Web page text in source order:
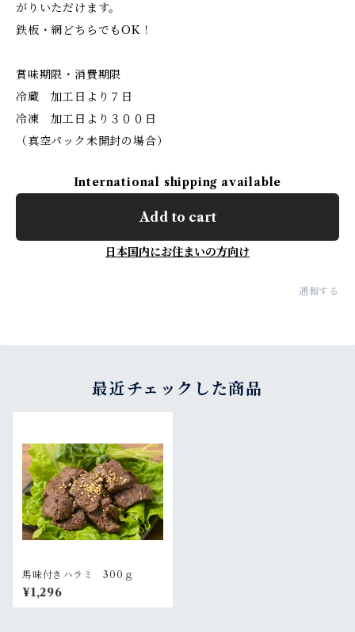
がりいただけます。
鉄板・網どちらでもOK！
賞味期限・消費期限
冷蔵 加工日より７日
冷凍 加工日より３００日
（真空パック未開封の場合）
International shipping available
Add to cart
日本国内にお住まいの方向け
通報する
最近チェックした商品
馬味付きハラミ 300ｇ
¥1,296